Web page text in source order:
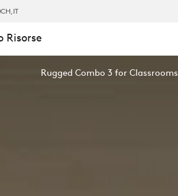
CH,IT
Risorse
Rugged Combo 3 for Classrooms